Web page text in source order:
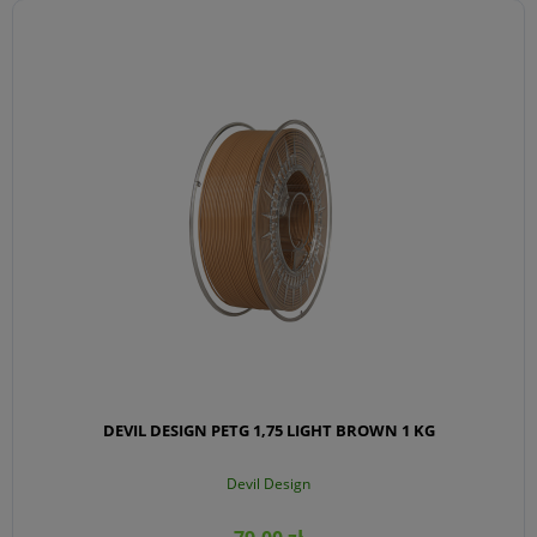
DEVIL DESIGN PETG 1,75 LIGHT BROWN 1 KG
Devil Design